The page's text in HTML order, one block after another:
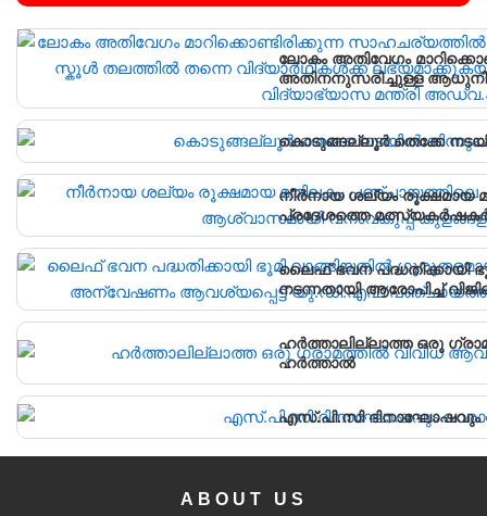
ലോകം അതിവേഗം
അതിനനുസരിച്ചുള്ള
വിദ്യാർഥികൾക്ക്
വിദ്യാഭ്യാസ മന്ത്രി
കൊടുങ്ങല്ലൂർ തെക്കേ
നീർനായ ശല്യം രൂക്ഷമായ
പ്രദേശത്തെ
കൂടുകൾ സ്ഥാപിച്ചു.
ലൈഫ് ഭവന പദ്ധതിക്കായി
നടന്നതായി ആരോപിച്ച്
പഞ്ചായത്ത് ഓഫീസിലേക്ക്
ഹർത്താലില്ലാത്ത ഒരു
ഹർത്താൽ
എസ്.പി.സി ദിനാഘോഷവും
ABOUT US